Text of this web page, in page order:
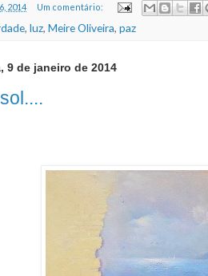
2014 Um comentário:
, luz, Meire Oliveira, paz
9 de janeiro de 2014